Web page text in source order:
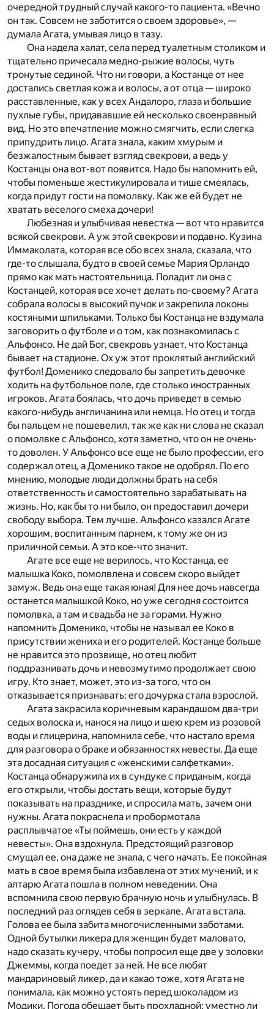
очередной трудный случай какого-то пациента. «Вечно
он так. Совсем не заботится о своем здоровье», —
думала Агата, умывая лицо в тазу.
Она надела халат, села перед туалетным столиком и
тщательно причесала медно-рыжие волосы, чуть
тронутые сединой. Что ни говори, а Костанце от нее
достались светлая кожа и волосы, а от отца — широко
расставленные, как у всех Андалоро, глаза и большие
пухлые губы, придававшие ей несколько своенравный
вид. Но это впечатление можно смягчить, если слегка
припудрить лицо. Агата знала, каким хмурым и
безжалостным бывает взгляд свекрови, а ведь у
Костанцы она вот-вот появится. Надо бы напомнить ей,
чтобы поменьше жестикулировала и тише смеялась,
когда придут гости на помолвку. Как же ей будет не
хватать веселого смеха дочери!
Любезная и улыбчивая невестка — вот что нравится
всякой свекрови. А уж этой свекрови и подавно. Кузина
Иммаколата, которая все обо всех знала, сказала, что
где-то слышала, будто в своей семье Мария Орландо
прямо как мать настоятельница. Поладит ли она с
Костанцей, которая все хочет делать по-своему? Агата
собрала волосы в высокий пучок и закрепила локоны
костяными шпильками. Только бы Костанца не вздумала
заговорить о футболе и о том, как познакомилась с
Альфонсо. Не дай Бог, свекровь узнает, что Костанца
бывает на стадионе. Ох уж этот проклятый английский
футбол! Доменико следовало бы запретить девочке
ходить на футбольное поле, где столько иностранных
игроков. Агата боялась, что дочь приведет в семью
какого-нибудь англичанина или немца. Но отец и тогда
бы пальцем не пошевелил, так же как ни слова не сказал
о помолвке с Альфонсо, хотя заметно, что он не очень-
то доволен. У Альфонсо все еще не было профессии, его
содержал отец, а Доменико такое не одобрял. По его
мнению, молодые люди должны брать на себя
ответственность и самостоятельно зарабатывать на
жизнь. Но, как бы то ни было, он предоставил дочери
свободу выбора. Тем лучше. Альфонсо казался Агате
хорошим, воспитанным парнем, к тому же он из
приличной семьи. А это кое-что значит.
Агате все еще не верилось, что Костанца, ее
малышка Коко, помолвлена и совсем скоро выйдет
замуж. Ведь она еще такая юная! Для нее дочь навсегда
останется малышкой Коко, но уже сегодня состоится
помолвка, а там и свадьба не за горами. Нужно
напомнить Доменико, чтобы не называл ее Коко в
присутствии жениха и его родителей. Костанце больше
не нравится это прозвище, но отец любит
поддразнивать дочь и невозмутимо продолжает свою
игру. Кто знает, может, это из-за того, что он
отказывается признавать: его дочурка стала взрослой.
Агата закрасила коричневым карандашом два-три
седых волоска и, нанося на лицо и шею крем из розовой
воды и глицерина, напомнила себе, что настало время
для разговора о браке и обязанностях невесты. Да еще
эта досадная ситуация с «женскими салфетками».
Костанца обнаружила их в сундуке с приданым, когда
его открыли, чтобы достать вещи, которые будут
показывать на празднике, и спросила мать, зачем они
нужны. Агата покраснела и пробормотала
расплывчатое «Ты поймешь, они есть у каждой
невесты». Она вздохнула. Предстоящий разговор
смущал ее, она даже не знала, с чего начать. Ее покойная
мать в свое время была избавлена от этих мучений, и к
алтарю Агата пошла в полном неведении. Она
вспомнила свою первую брачную ночь и улыбнулась. В
последний раз оглядев себя в зеркале, Агата встала.
Голова ее была забита многочисленными заботами.
Одной бутылки ликера для женщин будет маловато,
надо сказать кучеру, чтобы попросил еще две у золовки
Джеммы, когда поедет за ней. Не все любят
мандариновый ликер, да и какао тоже, хотя Агата не
понимала, как можно устоять перед шоколадом из
Модики. Погода обещает быть прохладной: уместно ли